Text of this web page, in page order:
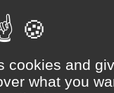
cookies and
what you